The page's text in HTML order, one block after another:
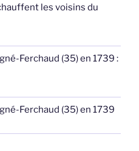
les voisins du
Ferchaud (35) en 1739 :
Ferchaud (35) en 1739